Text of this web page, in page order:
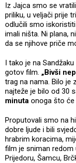
Iz Jajca smo se
priliku, u veljači prije
odlučili smo
imali ništa. Ni plana,
da se njihove priče
I tako je na Sandžaku
gotov film. „Bivši
trag na nama. Bilo je
najteže je bilo od 30
minuta onoga što će
Proputovali smo na
dobre ljude i bili
hrabrim koracima,
film je sniman redom
Prijedoru, Šamcu,